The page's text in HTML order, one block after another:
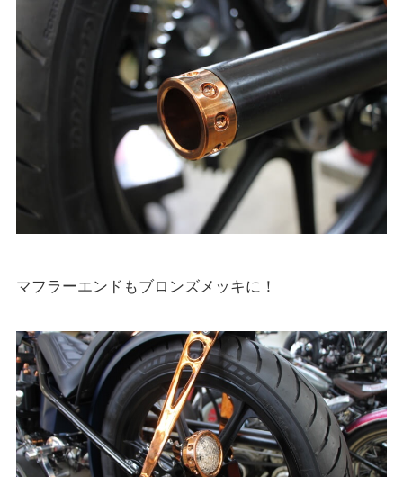
マフラーエンドもブロンズメッキに！